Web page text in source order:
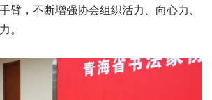
臂，不断增强协会组织活力、向心力、
。